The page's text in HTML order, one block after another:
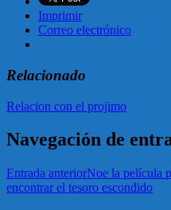
Imprimir
Correo electrónico
Relacionado
Relacion con el projimo
Navegación de
Entrada anteriorNoe la película
encontrar el tesoro escondido